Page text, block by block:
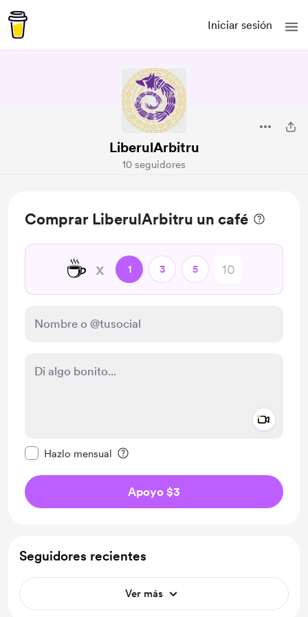
Iniciar sesión
LiberulArbitru
10 seguidores
Comprar LiberulArbitru un café
☕ x 1 3 5
Hazlo mensual
Apoyo $3
Seguidores recientes
Ver más